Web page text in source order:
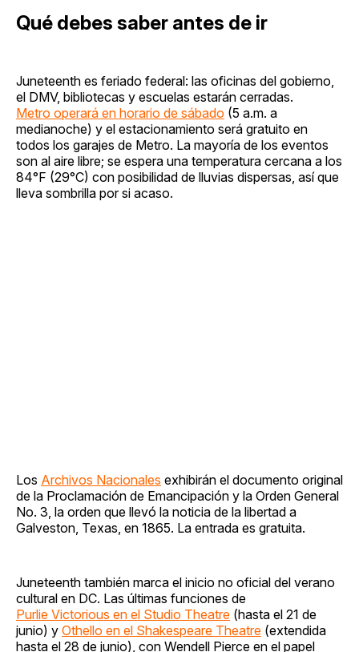
Qué debes saber antes de ir
Juneteenth es feriado federal: las oficinas del gobierno,
el DMV, bibliotecas y escuelas estarán cerradas.
Metro operará en horario de sábado (5 a.m. a
medianoche) y el estacionamiento será gratuito en
todos los garajes de Metro. La mayoría de los eventos
son al aire libre; se espera una temperatura cercana a los
84°F (29°C) con posibilidad de lluvias dispersas, así que
lleva sombrilla por si acaso.
Los Archivos Nacionales exhibirán el documento original
de la Proclamación de Emancipación y la Orden General
No. 3, la orden que llevó la noticia de la libertad a
Galveston, Texas, en 1865. La entrada es gratuita.
Juneteenth también marca el inicio no oficial del verano
cultural en DC. Las últimas funciones de
Purlie Victorious en el Studio Theatre (hasta el 21 de
junio) y Othello en el Shakespeare Theatre (extendida
hasta el 28 de junio), con Wendell Pierce en el papel